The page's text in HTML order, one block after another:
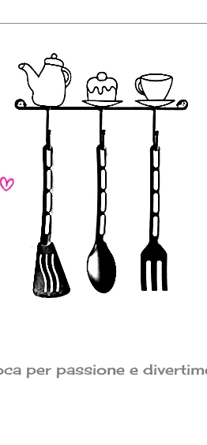
per passione e